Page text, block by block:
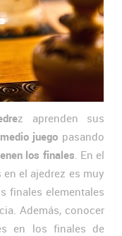
z aprenden sus
juego pasando
los finales . En el
el ajedrez es muy
finales elementales
Además, conocer
en los finales de